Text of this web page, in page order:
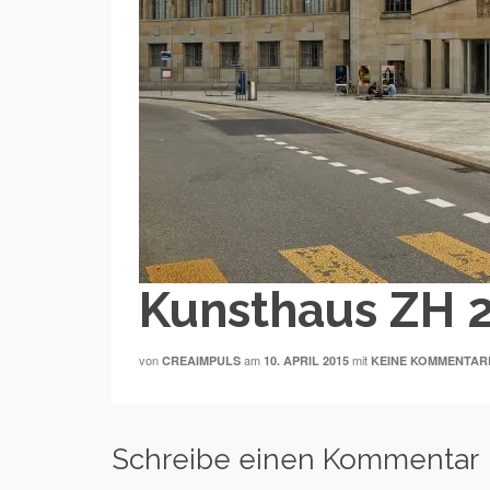
Kunsthaus ZH
von CREAIMPULS am 10. APRIL 2015 mit KEINE
Schreibe einen Kommentar